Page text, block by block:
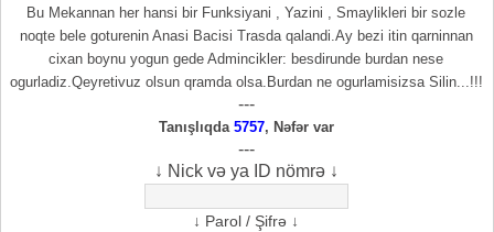
Bu Mekannan her hansi bir Funksiyani , Yazini , Smaylikleri bir sozle
noqte bele goturenin Anasi Bacisi Trasda qalandi.Ay bezi itin qarninnan
cixan boynu yogun gede Admincikler: besdirunde burdan nese
ogurladiz.Qeyretivuz olsun qramda olsa.Burdan ne ogurlamisizsa Silin...!!!
---
Tanışlıqda 5757, Nəfər var
---
↓ Nick və ya ID nömrə ↓
↓ Parol / Şifrə ↓